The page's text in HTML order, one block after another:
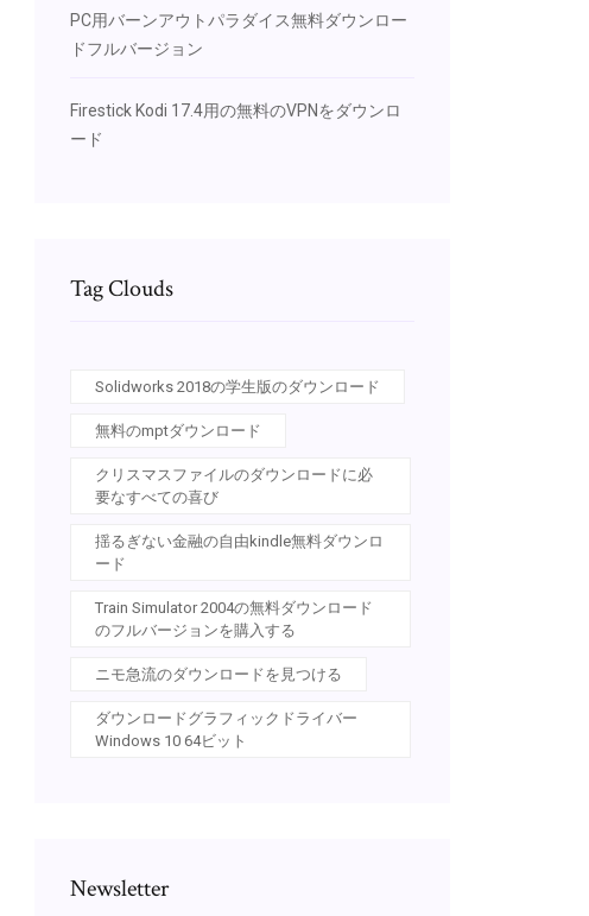
PC用バーンアウトパラダイス無料ダウンロー
ドフルバージョン
Firestick Kodi 17.4用の無料のVPNをダウンロ
ード
Tag Clouds
Solidworks 2018の学生版のダウンロード
無料のmptダウンロード
クリスマスファイルのダウンロードに必
要なすべての喜び
揺るぎない金融の自由kindle無料ダウンロ
ード
Train Simulator 2004の無料ダウンロード
のフルバージョンを購入する
ニモ急流のダウンロードを見つける
ダウンロードグラフィックドライバー
Windows 10 64ビット
Newsletter